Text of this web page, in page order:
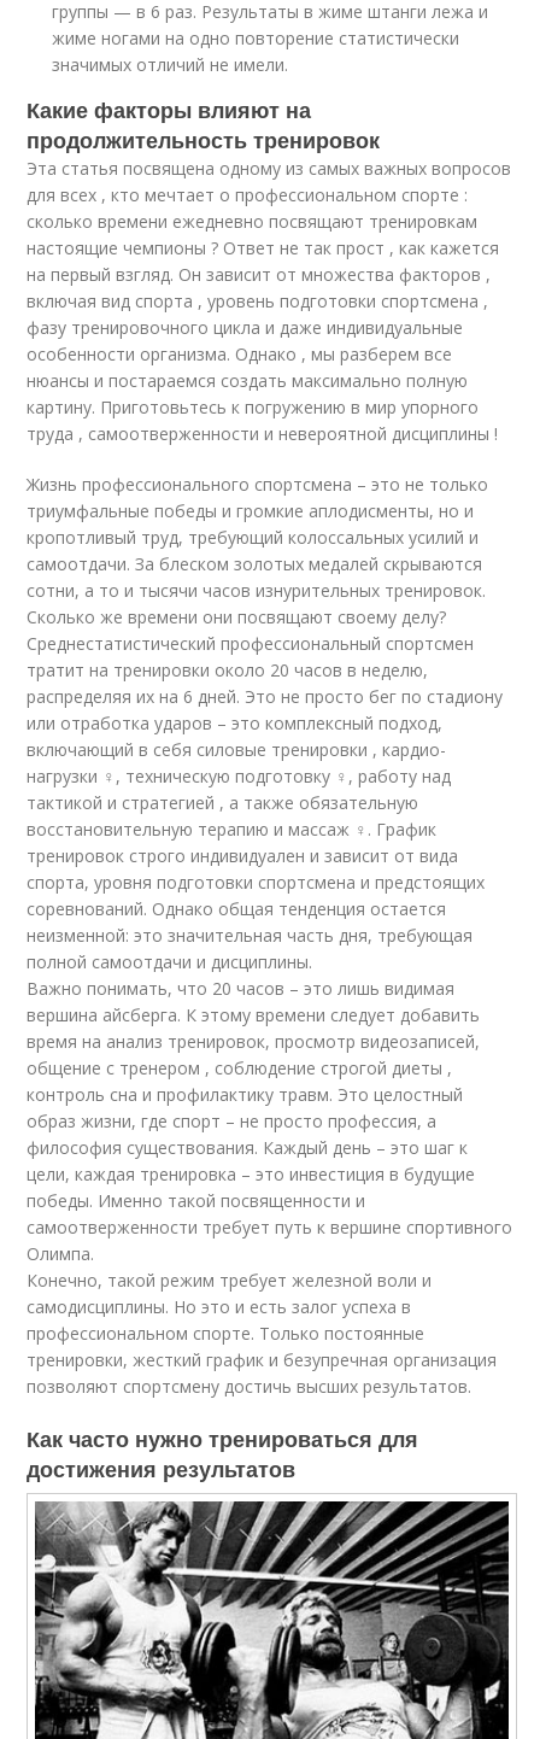
группы — в 6 раз. Результаты в жиме штанги лежа и
жиме ногами на одно повторение статистически
значимых отличий не имели.
Какие факторы влияют на
продолжительность тренировок
Эта статья посвящена одному из самых важных вопросов
для всех , кто мечтает о профессиональном спорте :
сколько времени ежедневно посвящают тренировкам
настоящие чемпионы ? Ответ не так прост , как кажется
на первый взгляд. Он зависит от множества факторов ,
включая вид спорта , уровень подготовки спортсмена ,
фазу тренировочного цикла и даже индивидуальные
особенности организма. Однако , мы разберем все
нюансы и постараемся создать максимально полную
картину. Приготовьтесь к погружению в мир упорного
труда , самоотверженности и невероятной дисциплины !
Жизнь профессионального спортсмена – это не только
триумфальные победы и громкие аплодисменты, но и
кропотливый труд, требующий колоссальных усилий и
самоотдачи. За блеском золотых медалей скрываются
сотни, а то и тысячи часов изнурительных тренировок.
Сколько же времени они посвящают своему делу?
Среднестатистический профессиональный спортсмен
тратит на тренировки около 20 часов в неделю,
распределяя их на 6 дней. Это не просто бег по стадиону
или отработка ударов – это комплексный подход,
включающий в себя силовые тренировки , кардио-
нагрузки ‍♀️, техническую подготовку ‍♀️, работу над
тактикой и стратегией , а также обязательную
восстановительную терапию и массаж ‍♀️. График
тренировок строго индивидуален и зависит от вида
спорта, уровня подготовки спортсмена и предстоящих
соревнований. Однако общая тенденция остается
неизменной: это значительная часть дня, требующая
полной самоотдачи и дисциплины.
Важно понимать, что 20 часов – это лишь видимая
вершина айсберга. К этому времени следует добавить
время на анализ тренировок, просмотрвидеозаписей,
общение с тренером ️, соблюдение строгой диеты ,
контроль сна и профилактику травм. Это целостный
образ жизни, где спорт – не просто профессия, а
философия существования. Каждый день – это шаг к
цели, каждая тренировка – это инвестиция в будущие
победы. Именно такой посвященности и
самоотверженности требует путь к вершине спортивного
Олимпа.
Конечно, такой режим требует железной воли и
самодисциплины. Но это и есть залог успеха в
профессиональном спорте. Только постоянные
тренировки, жесткий график и безупречная организация
позволяют спортсмену достичь высших результатов.
Как часто нужно тренироваться для
достижения результатов